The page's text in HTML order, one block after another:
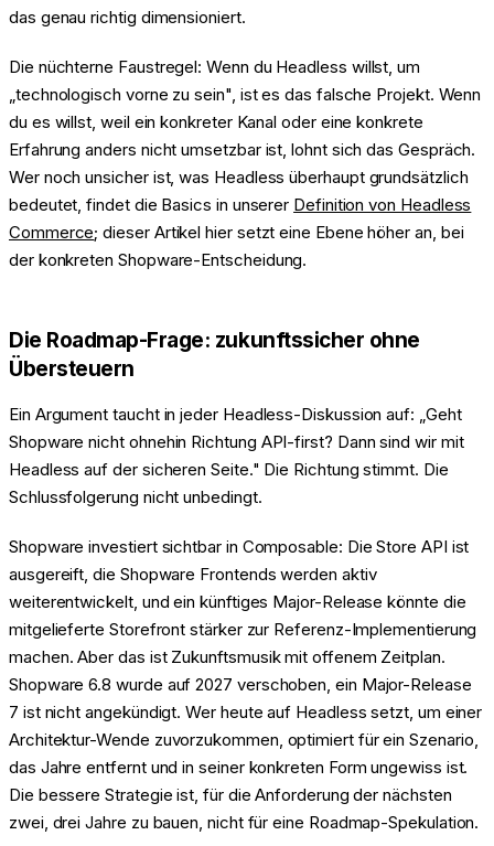
das genau richtig dimensioniert.
Die nüchterne Faustregel: Wenn du Headless willst, um
„technologisch vorne zu sein", ist es das falsche Projekt. Wenn
du es willst, weil ein konkreter Kanal oder eine konkrete
Erfahrung anders nicht umsetzbar ist, lohnt sich das Gespräch.
Wer noch unsicher ist, was Headless überhaupt grundsätzlich
bedeutet, findet die Basics in unserer Definition von Headless
Commerce; dieser Artikel hier setzt eine Ebene höher an, bei
der konkreten Shopware-Entscheidung.
Die Roadmap-Frage: zukunftssicher ohne
Übersteuern
Ein Argument taucht in jeder Headless-Diskussion auf: „Geht
Shopware nicht ohnehin Richtung API-first? Dann sind wir mit
Headless auf der sicheren Seite." Die Richtung stimmt. Die
Schlussfolgerung nicht unbedingt.
Shopware investiert sichtbar in Composable: Die Store API ist
ausgereift, die Shopware Frontends werden aktiv
weiterentwickelt, und ein künftiges Major-Release könnte die
mitgelieferte Storefront stärker zur Referenz-Implementierung
machen. Aber das ist Zukunftsmusik mit offenem Zeitplan.
Shopware 6.8 wurde auf 2027 verschoben, ein Major-Release
7 ist nicht angekündigt. Wer heute auf Headless setzt, um einer
Architektur-Wende zuvorzukommen, optimiert für ein Szenario,
das Jahre entfernt und in seiner konkreten Form ungewiss ist.
Die bessere Strategie ist, für die Anforderung der nächsten
zwei, drei Jahre zu bauen, nicht für eine Roadmap-Spekulation.